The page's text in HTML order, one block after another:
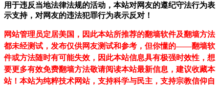
用于违反当地法律法规的活动，本站对网友的遵纪守法行为表
示支持，对网友的违法犯罪行为表示反对！
网站管理员定居美国，因此本站所推荐的翻墙软件及翻墙方法
都未经测试，发布仅供网友测试和参考，但你懂的——翻墙软
件或方法随时有可能失效，因此本站信息具有极强时效性，想
要更多有效免费翻墙方法敬请阅读本站最新信息，建议收藏本
站！ 本站为纯粹技术网站，支持科学与民主，支持宗教信仰自